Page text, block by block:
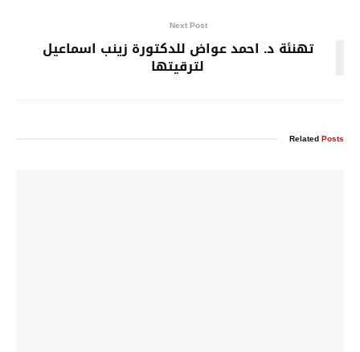
Next Post
تهنئة د. احمد عواض للدكتورة زينب اسماعيل
لترقيتها
RelatedPosts